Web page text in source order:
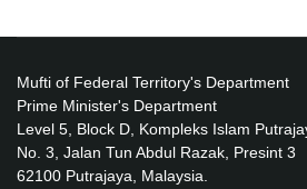
Mufti of Federal Territory's Department
Prime Minister's Department
Level 5, Block D, Kompleks Islam
No. 3, Jalan Tun Abdul Razak, Presint 3
62100 Putrajaya, Malaysia.